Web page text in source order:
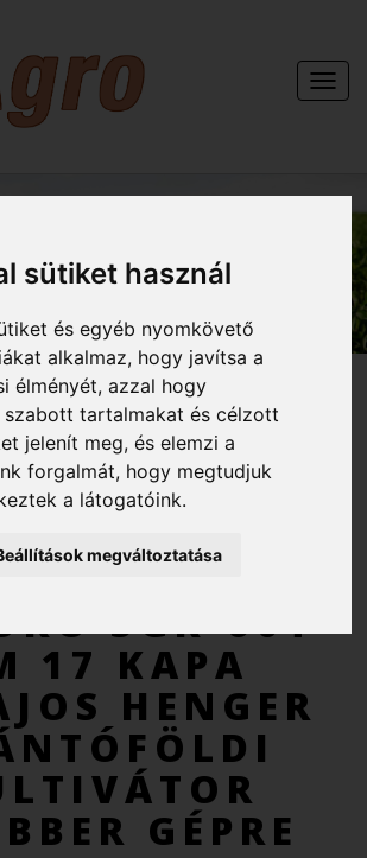
sütiket használ
és egyéb nyomkövető
alkalmaz, hogy javítsa a
élményét, azzal hogy
szabott tartalmakat és célzott
jelenít meg, és elemzi a
forgalmát, hogy megtudjuk
a látogatóink.
megváltoztatása
SGR-60T
17 KAPA
HENGER
GÉPRE